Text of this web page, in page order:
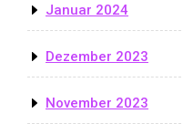
Januar 2024
Dezember 2023
November 2023